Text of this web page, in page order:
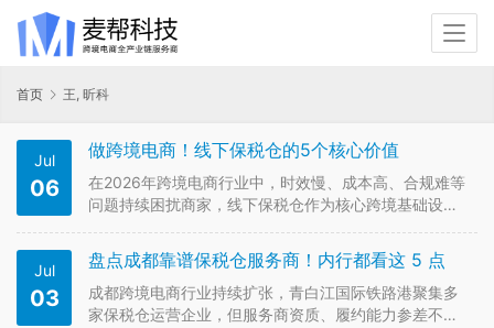
首页 王, 昕科
Jul
06
做跨境电商！线下保税仓的5个核心价值
在2026年跨境电商行业中，时效慢、成本高、合规难等
问题持续困扰商家，线下保税仓作为核心跨境基础设
的核心刚需。下文重点详解五大核心价值，简单补充实
操用法、行业价值及正规服务资源。 一、线下保税仓五
大核心价值 线下保税仓依托“…
Jul
03
盘点成都靠谱保税仓服务商！内行都看这 5 点
成都跨境电商行业持续扩张，青白江国际铁路港聚集多
家保税仓运营企业，但服务商资质、履约能力参差不